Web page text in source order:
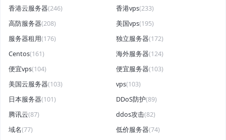
香港云服务器(246) 香港vps(233)
高防服务器(208) 美国vps(195)
服务器租用(176) 独立服务器(172)
Centos(161) 海外服务器(124)
便宜vps(104) 便宜服务器(103)
美国云服务器(103) vps(103)
日本服务器(101) DDoS防护(89)
腾讯云(87) ddos攻击(82)
域名(77) 低价服务器(74)